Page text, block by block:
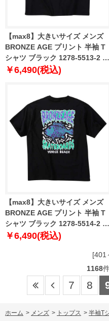
【max8】大きいサイズ メンズ
BRONZE AGE プリント 半袖 T
シャツ ブラック 1278-5513-2 3L
4L 5L 6L 7L 8L
￥6,490(税込)
【max8】大きいサイズ メンズ
BRONZE AGE プリント 半袖 T
シャツ ブラック 1278-5514-2 3L
4L 5L 6L 7L 8L
￥6,490(税込)
[401
1168
7 8
ホーム > メンズ > トップス > 半袖T